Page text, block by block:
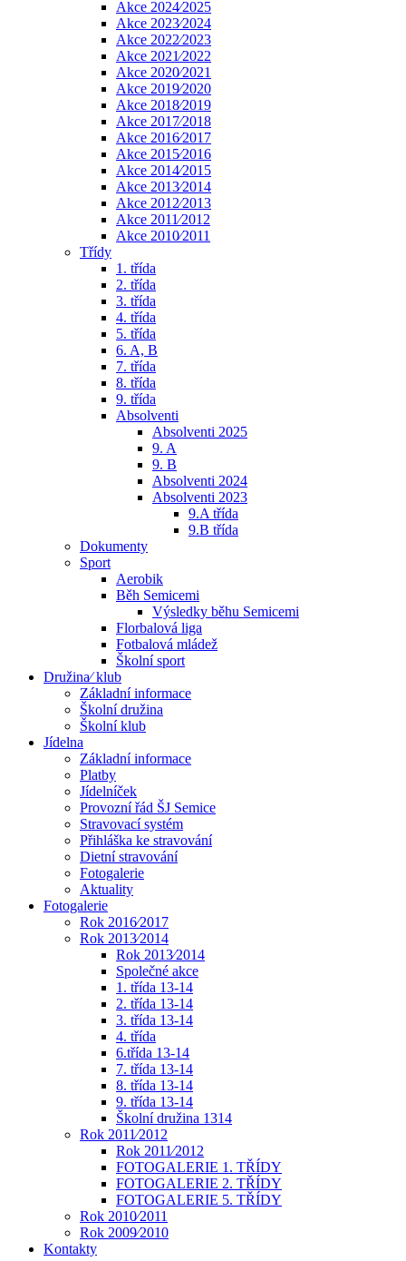
Akce 2024⁄2025
Akce 2023⁄2024
Akce 2022⁄2023
Akce 2021⁄2022
Akce 2020⁄2021
Akce 2019⁄2020
Akce 2018⁄2019
Akce 2017⁄2018
Akce 2016⁄2017
Akce 2015⁄2016
Akce 2014⁄2015
Akce 2013⁄2014
Akce 2012⁄2013
Akce 2011⁄2012
Akce 2010⁄2011
Třídy
1. třída
2. třída
3. třída
4. třída
5. třída
6. A, B
7. třída
8. třída
9. třída
Absolventi
Absolventi 2025
9. A
9. B
Absolventi 2024
Absolventi 2023
9.A třída
9.B třída
Dokumenty
Sport
Aerobik
Běh Semicemi
Výsledky běhu Semicemi
Florbalová liga
Fotbalová mládež
Školní sport
Družina⁄ klub
Základní informace
Školní družina
Školní klub
Jídelna
Základní informace
Platby
Jídelníček
Provozní řád ŠJ Semice
Stravovací systém
Přihláška ke stravování
Dietní stravování
Fotogalerie
Aktuality
Fotogalerie
Rok 2016⁄2017
Rok 2013⁄2014
Rok 2013⁄2014
Společné akce
1. třída 13-14
2. třída 13-14
3. třída 13-14
4. třída
6.třída 13-14
7. třída 13-14
8. třída 13-14
9. třída 13-14
Školní družina 1314
Rok 2011⁄2012
Rok 2011⁄2012
FOTOGALERIE 1. TŘÍDY
FOTOGALERIE 2. TŘÍDY
FOTOGALERIE 5. TŘÍDY
Rok 2010⁄2011
Rok 2009⁄2010
Kontakty